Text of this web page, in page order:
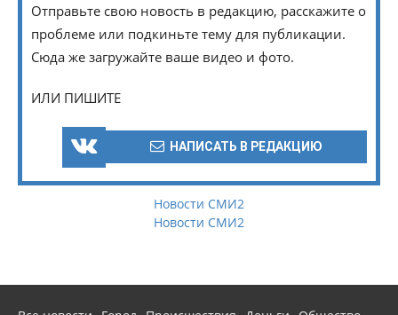
Отправьте свою новость в редакцию, расскажите о
проблеме или подкиньте тему для публикации.
Сюда же загружайте ваше видео и фото.
ИЛИ ПИШИТЕ
НАПИСАТЬ В РЕДАКЦИЮ
Новости СМИ2
Новости СМИ2